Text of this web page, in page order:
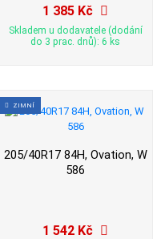
1 385 Kč
Skladem u dodavatele (dodání
do 3 prac. dnů): 6 ks
ZIMNÍ
205/40R17 84H, Ovation, W
586
1 542 Kč